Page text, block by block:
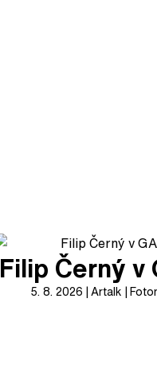
Filip Černý v
5. 8. 2026 Artalk